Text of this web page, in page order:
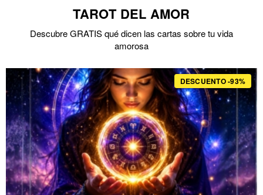
TAROT DEL AMOR
Descubre GRATIS qué dicen las cartas sobre tu vida
amorosa
DESCUENTO -93%